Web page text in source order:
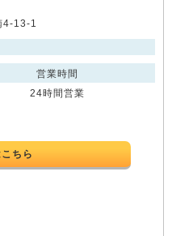
4-13-1
営業時間
24時間営業
ちら